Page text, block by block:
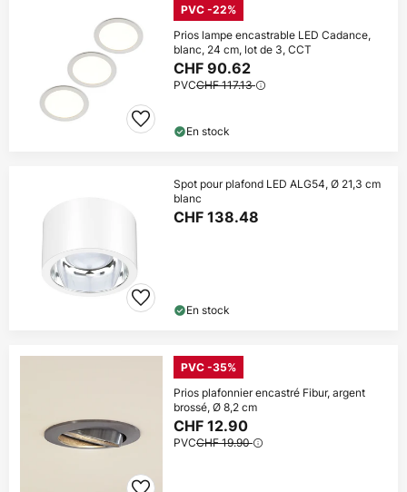
PVC -22%
Prios lampe encastrable LED Cadance,
blanc, 24 cm, lot de 3, CCT
CHF 90.62
PVCCHF 117.13
En stock
Spot pour plafond LED ALG54, Ø 21,3 cm
blanc
CHF 138.48
En stock
PVC -35%
Prios plafonnier encastré Fibur, argent
brossé, Ø 8,2 cm
CHF 12.90
PVCCHF 19.90